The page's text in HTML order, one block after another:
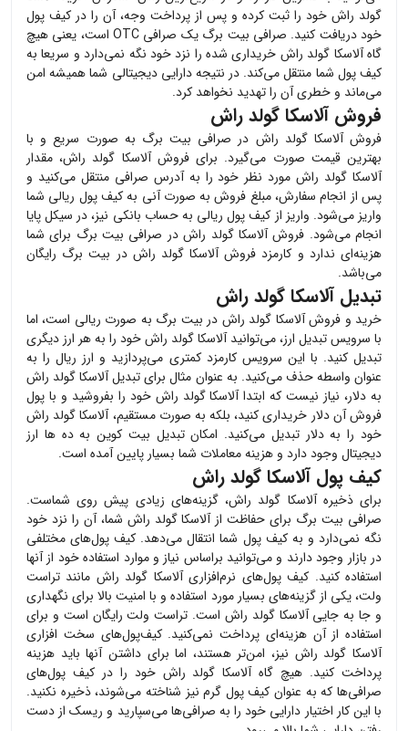
گولد راش خود را ثبت کرده و پس از پرداخت وجه، آن را در کیف پول
خود دریافت کنید. صرافی بیت برگ یک صرافی OTC است، یعنی هیچ
گاهآلاسکا گولد راش خریداری شده را نزد خود نگه نمی‌دارد و سریعا به
کیف پول شما منتقل می‌کند. در نتیجه دارایی دیجیتالی شما همیشه امن
می‌ماند و خطری آن را تهدید نخواهد کرد.
فروش آلاسکا گولد راش
فروشآلاسکا گولد راش در صرافی بیت برگ به صورت سریع و با
بهترین قیمت صورت می‌گیرد. برای فروشآلاسکا گولد راش، مقدار
آلاسکا گولد راشمورد نظر خود را به آدرس صرافی منتقل می‌کنید و
پس از انجام سفارش، مبلغ فروش به صورت آنی به کیف پول ریالی شما
واریز می‌شود. واریز از کیف پول ریالی به حساب بانکی نیز، در سیکل پایا
انجام می‌شود. فروشآلاسکا گولد راشدر صرافی بیت برگ برای شما
هزینه‌ای ندارد و کارمزد فروشآلاسکا گولد راش در بیت برگ رایگان
می‌باشد.
تبدیل آلاسکا گولد راش
خرید و فروشآلاسکا گولد راش در بیت برگ به صورت ریالی است، اما
با سرویس تبدیل ارز، می‌توانیدآلاسکا گولد راشخود را به هر ارز دیگری
تبدیل کنید. با این سرویس کارمزد کمتری می‌پردازید و ارز ریال را به
عنوان واسطه حذف می‌کنید. به عنوان مثال برای تبدیلآلاسکا گولد راش
به دلار، نیاز نیست که ابتداآلاسکا گولد راش خود را بفروشید و با پول
فروش آن دلار خریداری کنید، بلکه به صورت مستقیم،آلاسکا گولد راش
خود را به دلار تبدیل می‌کنید. امکان تبدیل بیت کوین به ده ها ارز
دیجیتال وجود دارد و هزینه معاملات شما بسیار پایین آمده است.
کیف پول آلاسکا گولد راش
برای ذخیرهآلاسکا گولد راش، گزینه‌های زیادی پیش روی شماست.
صرافی بیت برگ برای حفاظت ازآلاسکا گولد راش شما، آن را نزد خود
نگه نمی‌دارد و به کیف پول شما انتقال می‌دهد. کیف پول‌های مختلفی
در بازار وجود دارند و می‌توانید براساس نیاز و موارد استفاده خود از آنها
استفاده کنید. کیف پول‌های نرم‌افزاریآلاسکا گولد راش مانند تراست
ولت، یکی از گزینه‌های بسیار مورد استفاده و با امنیت بالا برای نگهداری
و جا به جاییآلاسکا گولد راش است. تراست ولت رایگان است و برای
استفاده از آن هزینه‌ای پرداخت نمی‌کنید. کیف‌پول‌های سخت افزاری
آلاسکا گولد راش نیز، امن‌تر هستند، اما برای داشتن آنها باید هزینه
پرداخت کنید. هیچ گاهآلاسکا گولد راش خود را در کیف پول‌های
صرافی‌ها که به عنوان کیف پول گرم نیز شناخته می‌شوند، ذخیره نکنید.
با این کار اختیار دارایی خود را به صرافی‌ها می‌سپارید و ریسک از دست